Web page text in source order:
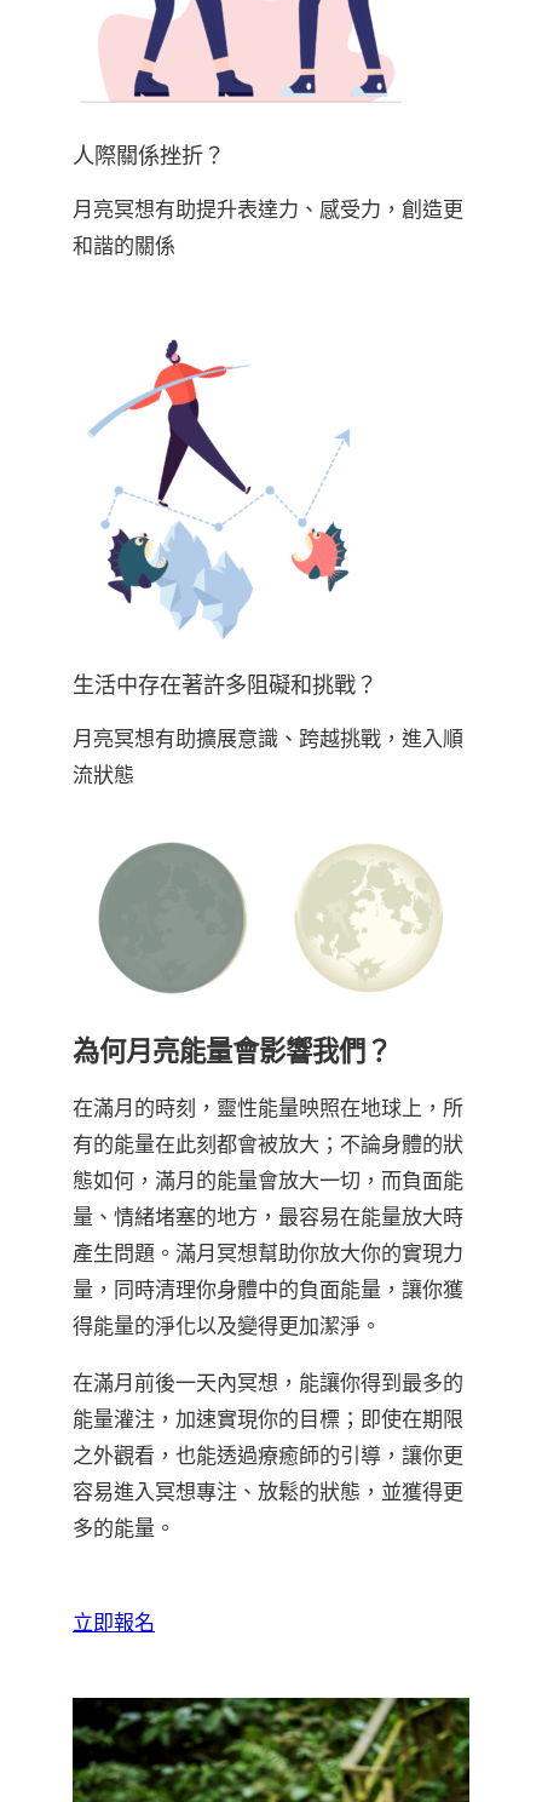
人際關係挫折？
月亮冥想有助提升表達力、感受力，創造更
和諧的關係
生活中存在著許多阻礙和挑戰？
月亮冥想有助擴展意識、跨越挑戰，進入順
流狀態
為何月亮能量會影響我們？
在滿月的時刻，靈性能量映照在地球上，所
有的能量在此刻都會被放大；不論身體的狀
態如何，滿月的能量會放大一切，而負面能
量、情緒堵塞的地方，最容易在能量放大時
產生問題。滿月冥想幫助你放大你的實現力
量，同時清理你身體中的負面能量，讓你獲
得能量的淨化以及變得更加潔淨。
在滿月前後一天內冥想，能讓你得到最多的
能量灌注，加速實現你的目標；即使在期限
之外觀看，也能透過療癒師的引導，讓你更
容易進入冥想專注、放鬆的狀態，並獲得更
多的能量。
立即報名